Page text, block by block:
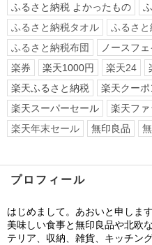
ふるさと納税 よかったもの
ふるさと納税タオル
ふるさ
ふるさと納税布団
ノースフ
楽券
楽天1000円 楽天24
楽天ふるさと納税
楽天クーポ
楽天スーパーセール
楽天フ
楽天年末セール
無印良品
プロフィール
はじめまして。あおいと申します
美味しい食事と無印良品や北欧
テリア、収納、雑貨、キッチン